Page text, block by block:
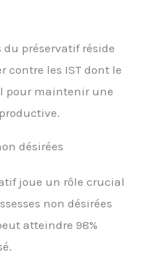
préservatif réside
contre les IST dont le
pour maintenir une
désirées
joue un rôle crucial
non désirées
atteindre 98%